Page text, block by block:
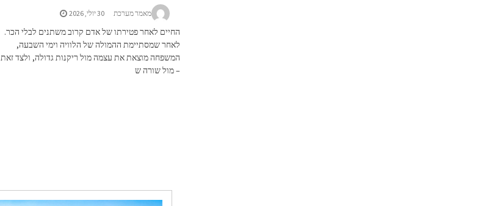
מאמר מערכת 30 יולי, 2026
החיים לאחר פטירתו של אדם קרוב משתנים לבלי הכר.
לאחר שמסתיימת ההמולה של הלוויה וימי השבעה,
המשפחה מוצאת את עצמה מול ריקנות גדולה, ולצד זאת
– מול שורה ש